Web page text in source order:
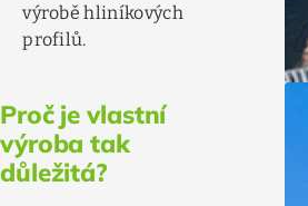
výrobě hliníkových
profilů.
Proč je vlastní
výroba tak
důležitá?